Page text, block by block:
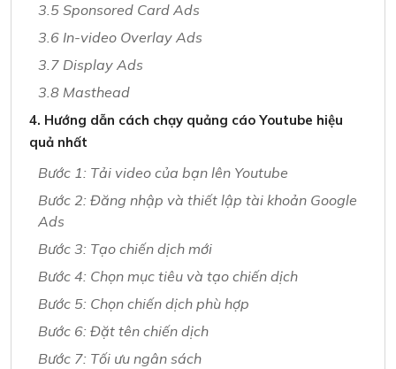
3.5 Sponsored Card Ads
3.6 In-video Overlay Ads
3.7 Display Ads
3.8 Masthead
4. Hướng dẫn cách chạy quảng cáo Youtube hiệu
quả nhất
Bước 1: Tải video của bạn lên Youtube
Bước 2: Đăng nhập và thiết lập tài khoản Google
Ads
Bước 3: Tạo chiến dịch mới
Bước 4: Chọn mục tiêu và tạo chiến dịch
Bước 5: Chọn chiến dịch phù hợp
Bước 6: Đặt tên chiến dịch
Bước 7: Tối ưu ngân sách